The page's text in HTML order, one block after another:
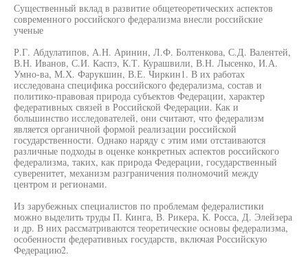
Существенный вклад в развитие общетеоретических аспектов
современного российского федерализма внесли российские
ученые
Р.Г. Абдулатипов, А.Н. Аринин, Л.Ф. Болтенкова, С.Д. Валентей,
В.Н. Иванов, С.И. Каспэ, К.Т. Курашвили, В.Н. Лысенко, И.А.
Умно-ва, М.Х. Фарукшин, В.Е. Чиркин1. В их работах
исследована специфика российского федерализма, состав и
политико-правовая природа субъектов Федерации, характер
федеративных связей в Российской Федерации. Как и
большинство исследователей, они считают, что федерализм
является органичной формой реализации российской
государственности. Однако наряду с этим ими отстаиваются
различные подходы в оценке конкретных аспектов российского
федерализма, таких, как природа Федерации, государственный
суверенитет, механизм разграничения полномочий между
центром и регионами.
Из зарубежных специалистов по проблемам федералистики
можно выделить труды П. Кинга, В. Рикера, К. Росса, Д. Элейзера
и др. В них рассматриваются теоретические основы федерализма,
особенности федеративных государств, включая Российскую
Федерацию2.